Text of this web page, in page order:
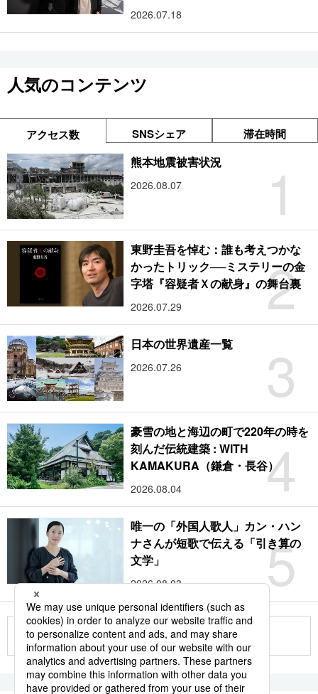
2026.07.18
人気のコンテンツ
アクセス数 SNSシェア 滞在時間
1
熊本地震被害状況
2026.08.07
2
東野圭吾を悼む：誰も考えつかな
かったトリック──ミステリーの金
字塔『容疑者Ｘの献身』の舞台裏
2026.07.29
3
日本の世界遺産一覧
2026.07.26
4
豪雪の地と海辺の町で220年の時を
刻んだ伝統建築 : WITH
KAMAKURA（鎌倉・長谷）
2026.08.04
5
唯一の「外国人歌人」カン・ハン
ナさんが短歌で伝える「引き算の
文学」
2026.08.03
もっと見る